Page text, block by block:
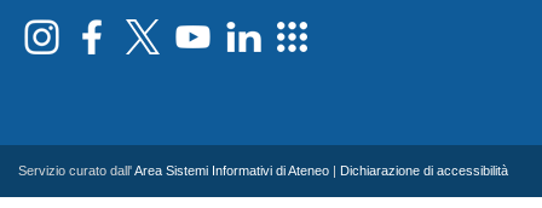
Servizio curato dall'Area Sistemi Informativi di Ateneo Dichiarazione di accessibilità